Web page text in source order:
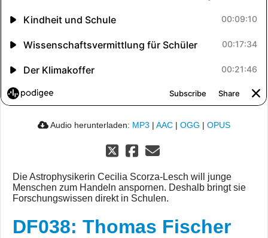
Audio herunterladen: MP3 | AAC | OGG | OPUS
Die Astrophysikerin Cecilia Scorza-Lesch will junge
Menschen zum Handeln anspornen. Deshalb bringt sie
Forschungswissen direkt in Schulen.
DF038: Thomas Fischer